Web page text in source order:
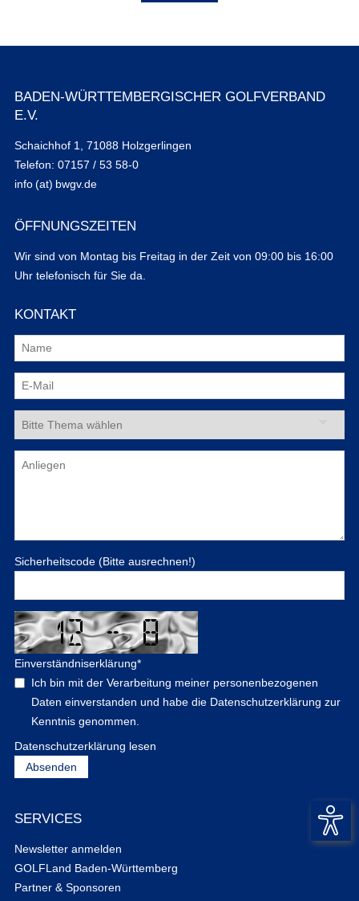
BADEN-WÜRTTEMBERGISCHER GOLFVERBAND
E.V.
Schaichhof 1, 71088 Holzgerlingen
Telefon: 07157 / 53 58-0
info (at) bwgv.de
ÖFFNUNGSZEITEN
Wir sind von Montag bis Freitag in der Zeit von 09:00 bis 16:00
Uhr telefonisch für Sie da.
KONTAKT
Sicherheitscode (Bitte ausrechnen!)
Einverständniserklärung*
Ich bin mit der Verarbeitung meiner personenbezogenen
Daten einverstanden und habe die Datenschutzerklärung zur
Kenntnis genommen.
Datenschutzerklärung lesen
SERVICES
Newsletter anmelden
GOLFLand Baden-Württemberg
Partner & Sponsoren